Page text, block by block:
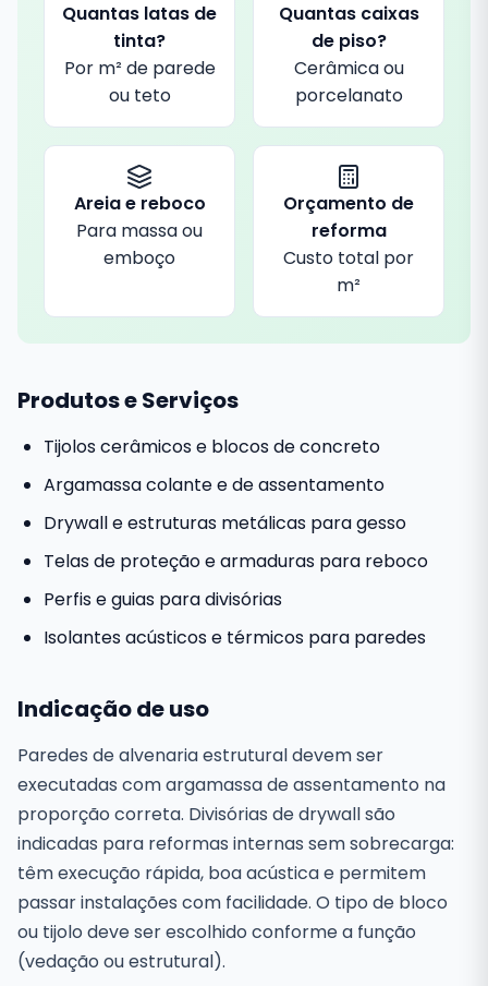
Quantas latas de
tinta?
Por m² de parede
ou teto
Quantas caixas
de piso?
Cerâmica ou
porcelanato
Areia e reboco
Para massa ou
emboço
Orçamento de
reforma
Custo total por
m²
Produtos e Serviços
Tijolos cerâmicos e blocos de concreto
Argamassa colante e de assentamento
Drywall e estruturas metálicas para gesso
Telas de proteção e armaduras para reboco
Perfis e guias para divisórias
Isolantes acústicos e térmicos para paredes
Indicação de uso
Paredes de alvenaria estrutural devem ser
executadas com argamassa de assentamento na
proporção correta. Divisórias de drywall são
indicadas para reformas internas sem sobrecarga:
têm execução rápida, boa acústica e permitem
passar instalações com facilidade. O tipo de bloco
ou tijolo deve ser escolhido conforme a função
(vedação ou estrutural).